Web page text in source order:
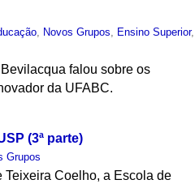
, Novos Grupos, Ensino Superior,
falou sobre os
da UFABC.
(3ª parte)
Grupos
Teixeira Coelho, a Escola de